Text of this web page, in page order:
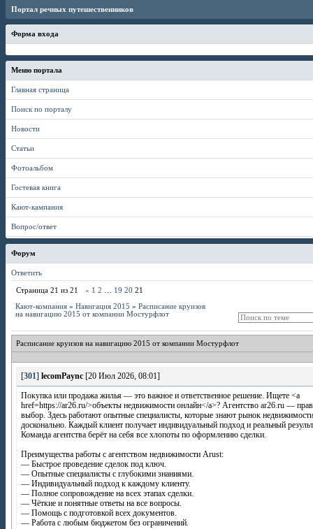
Портал речных путешественников
Форма входа
Меню портала
Главная страница
Поиск по порталу
Новости
Статьи
Фотоальбом
Гостевая книга
Кают-кампания
Вопрос/ответ
Форум
Ответить
Страница 21 из 21 « 1 2 19 20 21
Кают-компания » Навигация 2015 » Расписание круизов
на навигацию 2015 от компании Мостурфлот
Расписание круизов на навигацию 2015 от компании Мостурфлот
301 lecomPaync [20 Июл 2026, 08:01]
Покупка или продажа жилья — это важное и ответственное решение. Ищете <a
href=https://ar26.ru/>объекты недвижимости онлайн</a>? Агентство ar26.ru —
выбор. Здесь работают опытные специалисты, которые знают рынок недвижимости
досконально. Каждый клиент получает индивидуальный подход и реальный
Команда агентства берёт на себя все хлопоты по оформлению сделки.
Преимущества работы с агентством недвижимости Arust:
— Быстрое проведение сделок под ключ.
— Опытные специалисты с глубокими знаниями.
— Индивидуальный подход к каждому клиенту.
— Полное сопровождение на всех этапах сделки.
— Чёткие и понятные ответы на все вопросы.
— Помощь с подготовкой всех документов.
— Работа с любым бюджетом без ограничений.